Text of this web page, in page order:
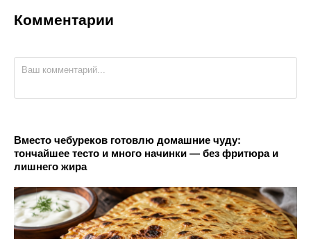
Комментарии
Вместо чебуреков готовлю домашние чуду:
тончайшее тесто и много начинки — без фритюра и
лишнего жира